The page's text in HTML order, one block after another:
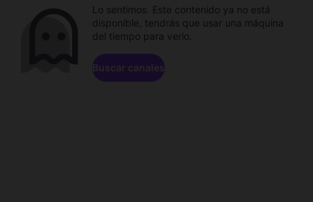
Lo sentimos. Este contenido ya no está
disponible, tendrás que usar una máquina
del tiempo para verlo.
Buscar canales